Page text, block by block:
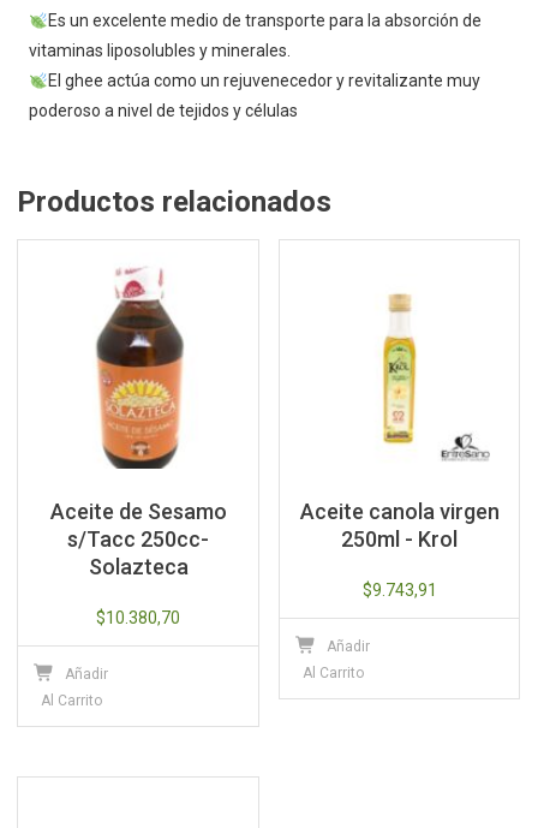
Es un excelente medio de transporte para la absorción de
vitaminas liposolubles y minerales.
El ghee actúa como un rejuvenecedor y revitalizante muy
poderoso a nivel de tejidos y células
Productos relacionados
Aceite de Sesamo
s/Tacc 250cc-
Solazteca
$10.380,70
Añadir
Al Carrito
Aceite canola virgen
250ml - Krol
$9.743,91
Añadir
Al Carrito